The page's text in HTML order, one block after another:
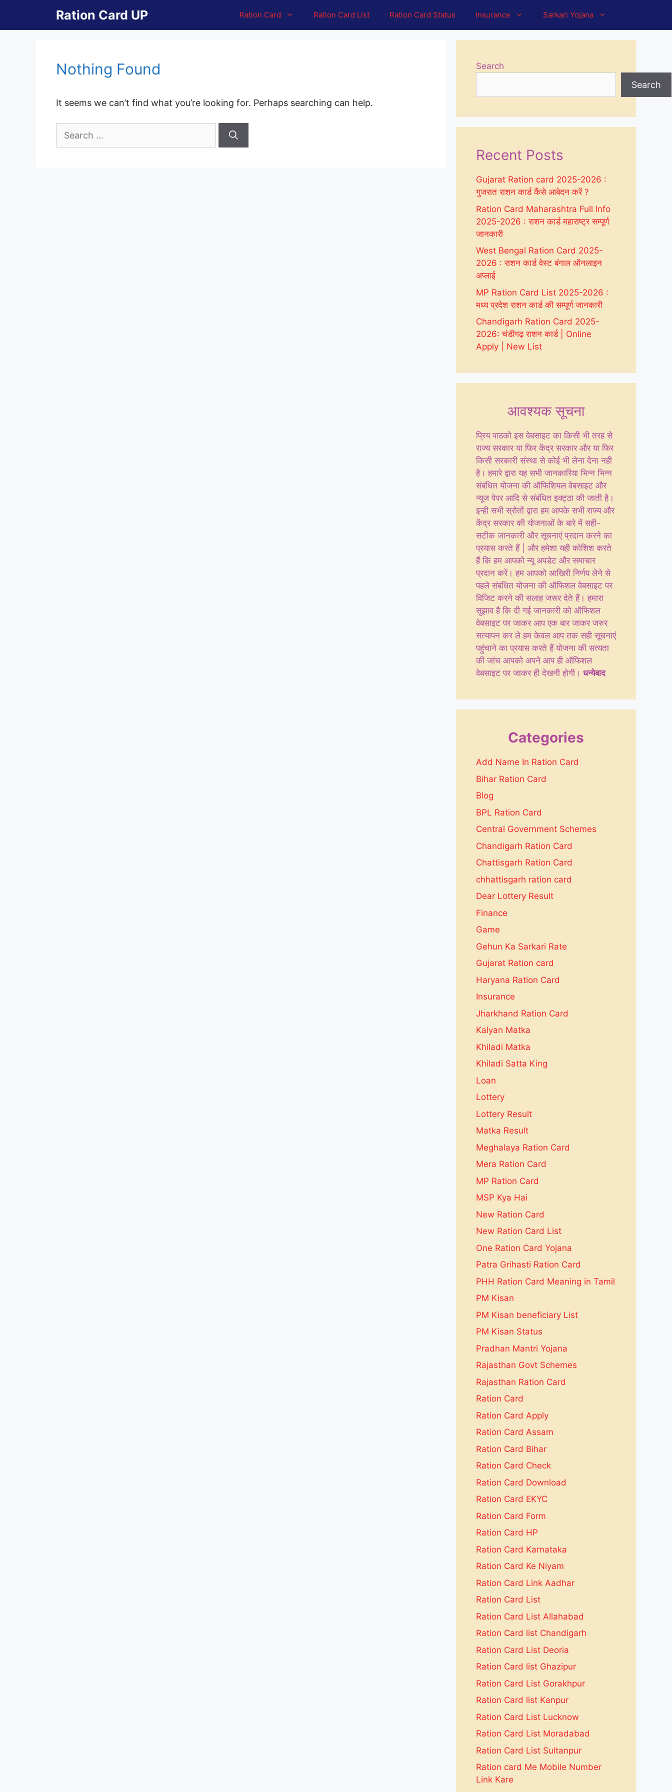
content
Ration Card UP Ration Card Ration Card List Ration Card Status Insurance Sarkari Yojana
Nothing Found
It seems we can’t find what you’re looking for. Perhaps searching can help.
Search
Search
Search
Recent Posts
Gujarat Ration card 2025-2026 :
गुजरात राशन कार्ड कैंसे आबेदन करें ?
Ration Card Maharashtra Full Info
2025-2026 : राशन कार्ड महाराष्ट्र सम्पूर्ण
जानकारी
West Bengal Ration Card 2025-
2026 : राशन कार्ड वेस्ट बंगाल ऑनलाइन
अप्लाई
MP Ration Card List 2025-2026 :
मध्य प्रदेश राशन कार्ड की सम्पूर्ण जानकारी
Chandigarh Ration Card 2025-
2026: चंडीगढ़ राशन कार्ड | Online
Apply | New List
आवश्यक सूचना
प्रिय पाठको इस वेबसाइट का किसी भी तरह से
राज्य सरकार या फिर केंद्र सरकार और या फिर
किसी सरकारी संस्था से कोई भी लेना देना नही
है। हमारे द्वारा यह सभी जानकारिया भिन्न भिन्न
संबंधित योजना की ऑफिशियल वेबसाइट और
न्यूज पेपर आदि से संबंधित इक्ट्ठा की जाती है।
इन्ही सभी स्रोतों द्वारा हम आपके सभी राज्य और
केंद्र सरकार की योजनाओं के बारे में सही-
सटीक जानकारी और सूचनाएं प्रदान करने का
प्रयास करते हैं | और हमेशा यही कोशिश करते
हैं कि हम आपको न्यू अपडेट और समाचार
प्रदान करें। हम आपको आखिरी निर्णय लेने से
पहले संबंधित योजना की ऑफिशल वेबसाइट पर
विजिट करने की सलाह जरूर देते हैं। हमारा
सुझाव है कि दी गई जानकारी को ऑफिशल
वेबसाइट पर जाकर आप एक बार जाकर जरुर
सत्यापन कर ले हम केवल आप तक सही सूचनाएं
पहुंचाने का प्रयास करते हैं योजना की सत्यता
की जांच आपको अपने आप ही ऑफिशल
वेबसाइट पर जाकर ही देखनी होगी। धन्येबाद
Categories
Add Name In Ration Card
Bihar Ration Card
Blog
BPL Ration Card
Central Government Schemes
Chandigarh Ration Card
Chattisgarh Ration Card
chhattisgarh ration card
Dear Lottery Result
Finance
Game
Gehun Ka Sarkari Rate
Gujarat Ration card
Haryana Ration Card
Insurance
Jharkhand Ration Card
Kalyan Matka
Khiladi Matka
Khiladi Satta King
Loan
Lottery
Lottery Result
Matka Result
Meghalaya Ration Card
Mera Ration Card
MP Ration Card
MSP Kya Hai
New Ration Card
New Ration Card List
One Ration Card Yojana
Patra Grihasti Ration Card
PHH Ration Card Meaning in Tamil
PM Kisan
PM Kisan beneficiary List
PM Kisan Status
Pradhan Mantri Yojana
Rajasthan Govt Schemes
Rajasthan Ration Card
Ration Card
Ration Card Apply
Ration Card Assam
Ration Card Bihar
Ration Card Check
Ration Card Download
Ration Card EKYC
Ration Card Form
Ration Card HP
Ration Card Karnataka
Ration Card Ke Niyam
Ration Card Link Aadhar
Ration Card List
Ration Card List Allahabad
Ration Card list Chandigarh
Ration Card List Deoria
Ration Card list Ghazipur
Ration Card List Gorakhpur
Ration Card list Kanpur
Ration Card List Lucknow
Ration Card List Moradabad
Ration Card List Sultanpur
Ration card Me Mobile Number
Link Kare